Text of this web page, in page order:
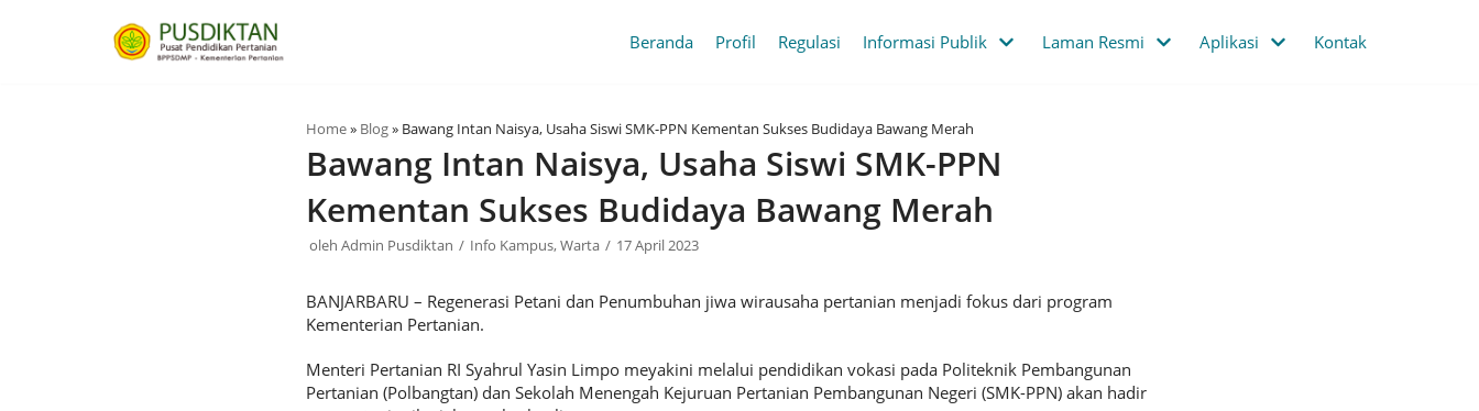
Beranda Profil Regulasi Informasi Publik Laman Resmi Aplikasi Kontak
Home» Blog» Bawang Intan Naisya, Usaha Siswi SMK-PPN Kementan Sukses Budidaya Bawang Merah
Bawang Intan Naisya, Usaha Siswi SMK-PPN
Kementan Sukses Budidaya Bawang Merah
oleh Admin Pusdiktan Info Kampus,Warta 17 April 2023
BANJARBARU – Regenerasi Petani dan Penumbuhan jiwa wirausaha pertanian menjadi fokus dari program
Kementerian Pertanian.
Menteri Pertanian RI Syahrul Yasin Limpo meyakini melalui pendidikan vokasi pada Politeknik Pembangunan
Pertanian (Polbangtan) dan Sekolah Menengah Kejuruan Pertanian Pembangunan Negeri (SMK-PPN) akan hadir